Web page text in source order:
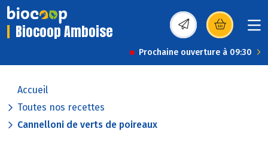
Biocoop Amboise (s’ouvre dans une
Prochaine ouverture à 09:30
Accueil
Toutes nos recettes
Cannelloni de verts de poireaux